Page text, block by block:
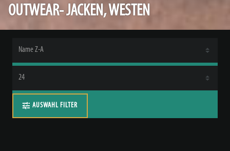
OUTWEAR- JACKEN, WESTEN
AUSWAHL FILTER